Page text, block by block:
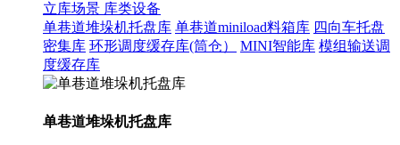
立库场景 库类设备
单巷道堆垛机托盘库 单巷道miniload料箱库 四向车托盘
密集库 环形调度缓存库(筒仓） MINI智能库 模组输送调
度缓存库
单巷道堆垛机托盘库